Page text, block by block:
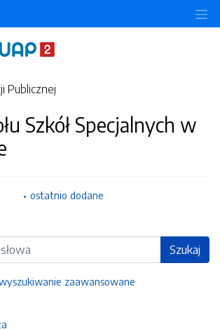
Publicznej
Szkół Specjalnych w
ostatnio dodane
Szukaj
zaawansowane